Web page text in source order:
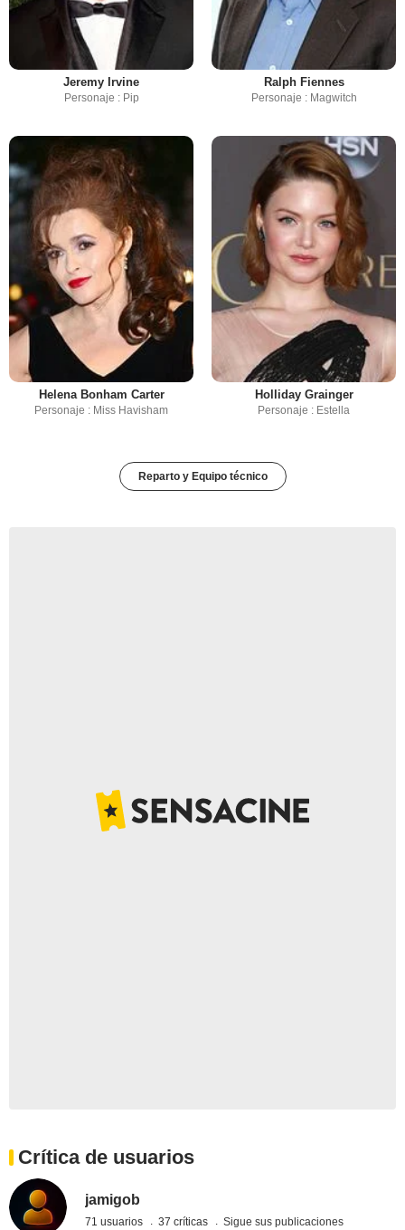
Jeremy Irvine
Personaje : Pip
Ralph Fiennes
Personaje : Magwitch
Helena Bonham Carter
Personaje : Miss Havisham
Holliday Grainger
Personaje : Estella
Reparto y Equipo técnico
Crítica de usuarios
jamigob
71 usuarios 37 críticas Sigue sus publicaciones